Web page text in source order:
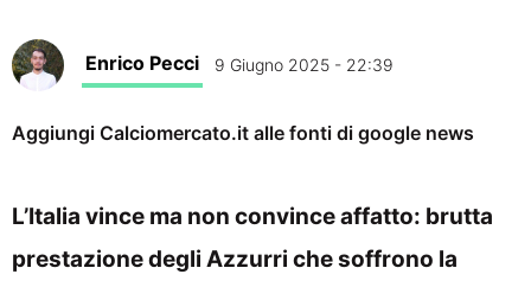
Enrico Pecci 9 Giugno 2025 - 22:39
Aggiungi Calciomercato.it alle fonti di google news
L’Italia vince ma non convince affatto: brutta
prestazione degli Azzurri che soffrono la